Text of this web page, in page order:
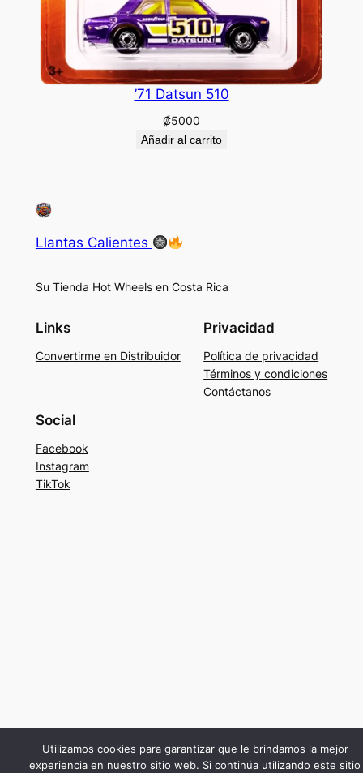
’71 Datsun 510
₡5000
Añadir al carrito
Llantas Calientes
Su Tienda Hot Wheels en Costa Rica
Links
Convertirme en Distribuidor
Privacidad
Política de privacidad
Términos y condiciones
Contáctanos
Social
Facebook
Instagram
TikTok
Utilizamos cookies para garantizar que le brindamos la mejor
experiencia en nuestro sitio web. Si continúa utilizando este sitio